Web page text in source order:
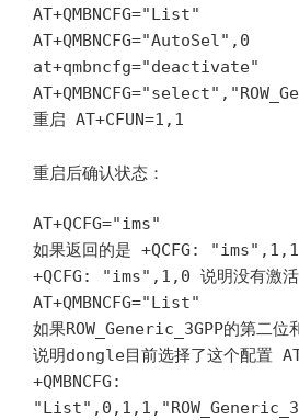
AT+QMBNCFG="List"
AT+QMBNCFG="AutoSel",0
at+qmbncfg="deactivate"
重启 AT+CFUN=1,1
重启后确认状态：
AT+QCFG="ims"
如果返回的是 +QCFG: "ims",1,1
+QCFG: "ims",1,0 说明没有激活
AT+QMBNCFG="List"
如果ROW_Generic_3GPP的第二位
说明dongle目前选择了这个配置
+QMBNCFG: